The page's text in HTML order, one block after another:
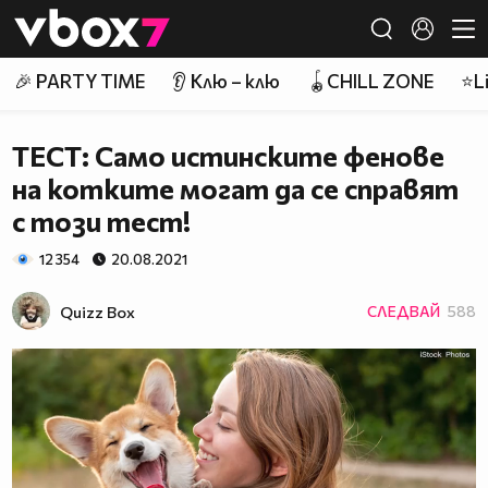
👾
🎉 PARTY TIME 👂 Клю – клю 🪀CHILL ZONE
ТЕСТ: Само истинските фенове
на котките могат да се справят
с този тест!
12 354 20.08.2021
Quizz Box СЛЕДВАЙ 588